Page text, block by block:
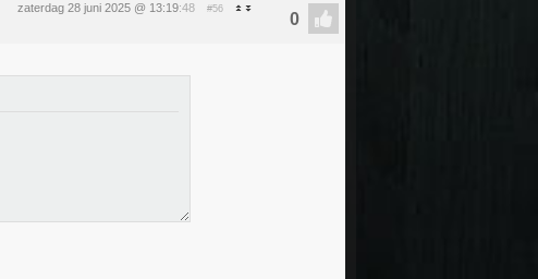
zaterdag 28 juni 2025 @ 13:19:48 #56